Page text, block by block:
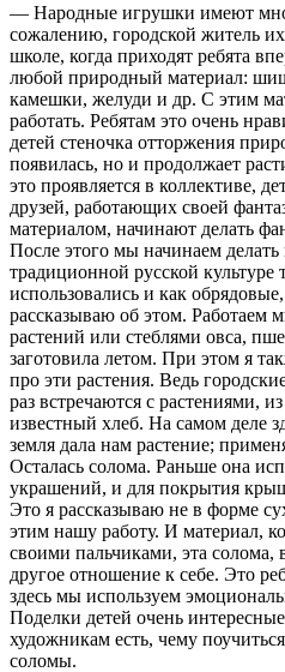
— Народные игрушки имеют
сожалению, городской житель
школе, когда приходят ребята
любой природный материал:
камешки, желуди и др. С этим
работать. Ребятам это очень
детей стеночка отторжения
появилась, но и продолжает
это проявляется в коллективе,
друзей, работающих своей
материалом, начинают делать
После этого мы начинаем делать
традиционной русской культуре
использовались и как
рассказываю об этом. Работаем
растений или стеблями овса,
заготовила летом. При этом я
про эти растения. Ведь
раз встречаются с растениями,
известный хлеб. На самом деле
земля дала нам растение;
Осталась солома. Раньше она
украшений, и для покрытия
Это я рассказываю не в форме
этим нашу работу. И материал,
своими пальчиками, эта
другое отношение к себе. Это
здесь мы используем
Поделки детей очень
художникам есть, чему
соломы.